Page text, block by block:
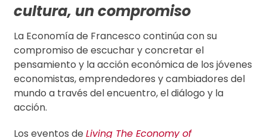
cultura, un compromiso
La Economía de Francesco continúa con su
compromiso de escuchar y concretar el
pensamiento y la acción económica de los jóvenes
economistas, emprendedores y cambiadores del
mundo a través del encuentro, el diálogo y la
acción.
Los eventos deLiving The Economy of